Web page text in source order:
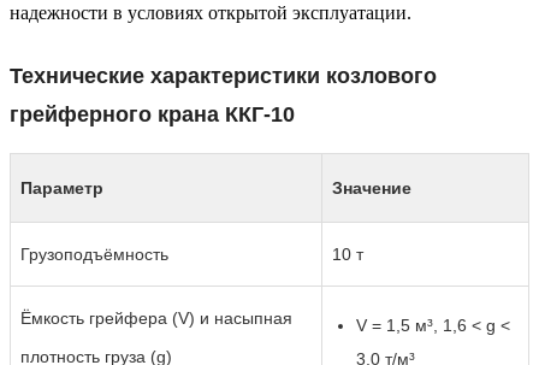
надежности в условиях открытой эксплуатации.
Технические характеристики козлового
грейферного крана ККГ-10
Параметр Значение
Грузоподъёмность 10 т
Ёмкость грейфера (V) и насыпная
плотность груза (g)
V = 1,5 м³, 1,6 < g <
3,0 т/м³